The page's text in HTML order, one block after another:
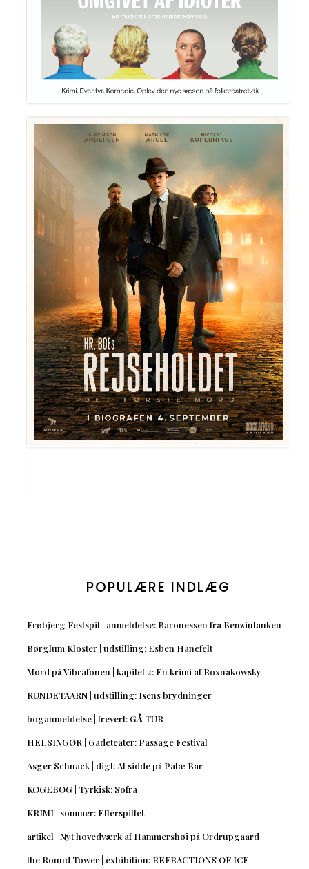
POPULÆRE INDLÆG
Frøbjerg Festspil | anmeldelse: Baronessen fra Benzintanken
Børglum Kloster | udstilling: Esben Hanefelt
Mord på Vibrafonen | kapitel 2: En krimi af Roxnakowsky
RUNDETAARN | udstilling: Isens brydninger
boganmeldelse | frevert: GÅ TUR
HELSINGØR | Gadeteater: Passage Festival
Asger Schnack | digt: At sidde på Palæ Bar
KOGEBOG | Tyrkisk: Sofra
KRIMI | sommer: Efterspillet
artikel | Nyt hovedværk af Hammershøi på Ordrupgaard
the Round Tower | exhibition: REFRACTIONS OF ICE